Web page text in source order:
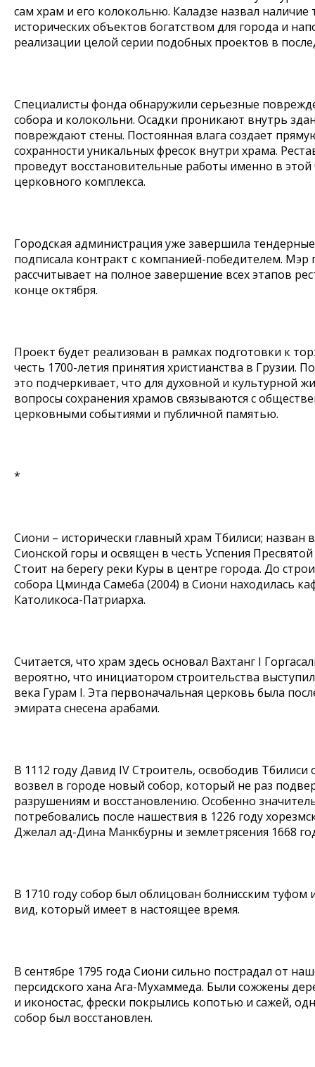
сам храм и его колокольню. Каладзе назвал наличие
исторических объектов богатством для города и
реализации целой серии подобных проектов в
Специалисты фонда обнаружили серьезные
собора и колокольни. Осадки проникают внутрь
повреждают стены. Постоянная влага создает
сохранности уникальных фресок внутри храма.
проведут восстановительные работы именно в этой
церковного комплекса.
Городская администрация уже завершила
подписала контракт с компанией-победителем. Мэр
рассчитывает на полное завершение всех этапов
конце октября.
Проект будет реализован в рамках подготовки к
честь 1700-летия принятия христианства в Грузии.
это подчеркивает, что для духовной и культурной
вопросы сохранения храмов связываются с
церковными событиями и публичной памятью.
*
Сиони – исторически главный храм Тбилиси; назван
Сионской горы и освящен в честь Успения
Стоит на берегу реки Куры в центре города. До
собора Цминда Самеба (2004) в Сиони находилась
Католикоса-Патриарха.
Считается, что храм здесь основал Вахтанг I
вероятно, что инициатором строительства
века Гурам I. Эта первоначальная церковь была
эмирата снесена арабами.
В 1112 году Давид IV Строитель, освободив Тбилиси
возвел в городе новый собор, который не раз
разрушениям и восстановлению. Особенно
потребовались после нашествия в 1226 году
Джелал ад-Дина Манкбурны и землетрясения 1668
В 1710 году собор был облицован болнисским туфом
вид, который имеет в настоящее время.
В сентябре 1795 года Сиони сильно пострадал от
персидского хана Ага-Мухаммеда. Были сожжены
и иконостас, фрески покрылись копотью и сажей,
собор был восстановлен.